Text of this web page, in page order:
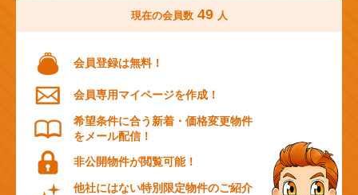
現在の会員数 49 人
会員登録は無料！
会員専用マイページを作成！
希望条件に合う新着・価格変更物件
をメール配信！
非公開物件が閲覧可能！
他社にはない特別限定物件のご紹介